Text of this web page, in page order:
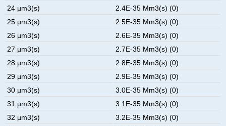
24 µm3(s)
2.4E-35 Mm3(s) (0)
25 µm3(s)
2.5E-35 Mm3(s) (0)
26 µm3(s)
2.6E-35 Mm3(s) (0)
27 µm3(s)
2.7E-35 Mm3(s) (0)
28 µm3(s)
2.8E-35 Mm3(s) (0)
29 µm3(s)
2.9E-35 Mm3(s) (0)
30 µm3(s)
3.0E-35 Mm3(s) (0)
31 µm3(s)
3.1E-35 Mm3(s) (0)
32 µm3(s)
3.2E-35 Mm3(s) (0)